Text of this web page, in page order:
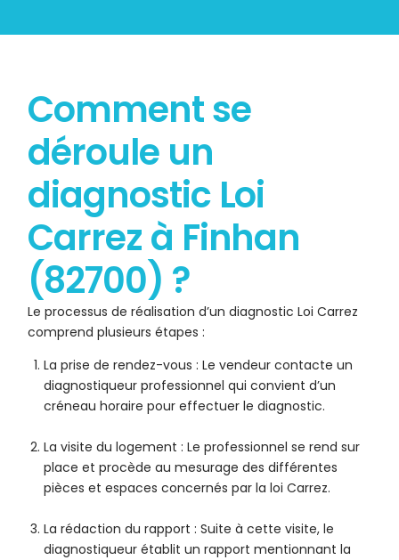
Comment se
déroule un
diagnostic Loi
Carrez à Finhan
(82700) ?
Le processus de réalisation d’un diagnostic Loi Carrez
comprend plusieurs étapes :
La prise de rendez-vous : Le vendeur contacte un
diagnostiqueur professionnel qui convient d’un
créneau horaire pour effectuer le diagnostic.
La visite du logement : Le professionnel se rend sur
place et procède au mesurage des différentes
pièces et espaces concernés par la loi Carrez.
La rédaction du rapport : Suite à cette visite, le
diagnostiqueur établit un rapport mentionnant la